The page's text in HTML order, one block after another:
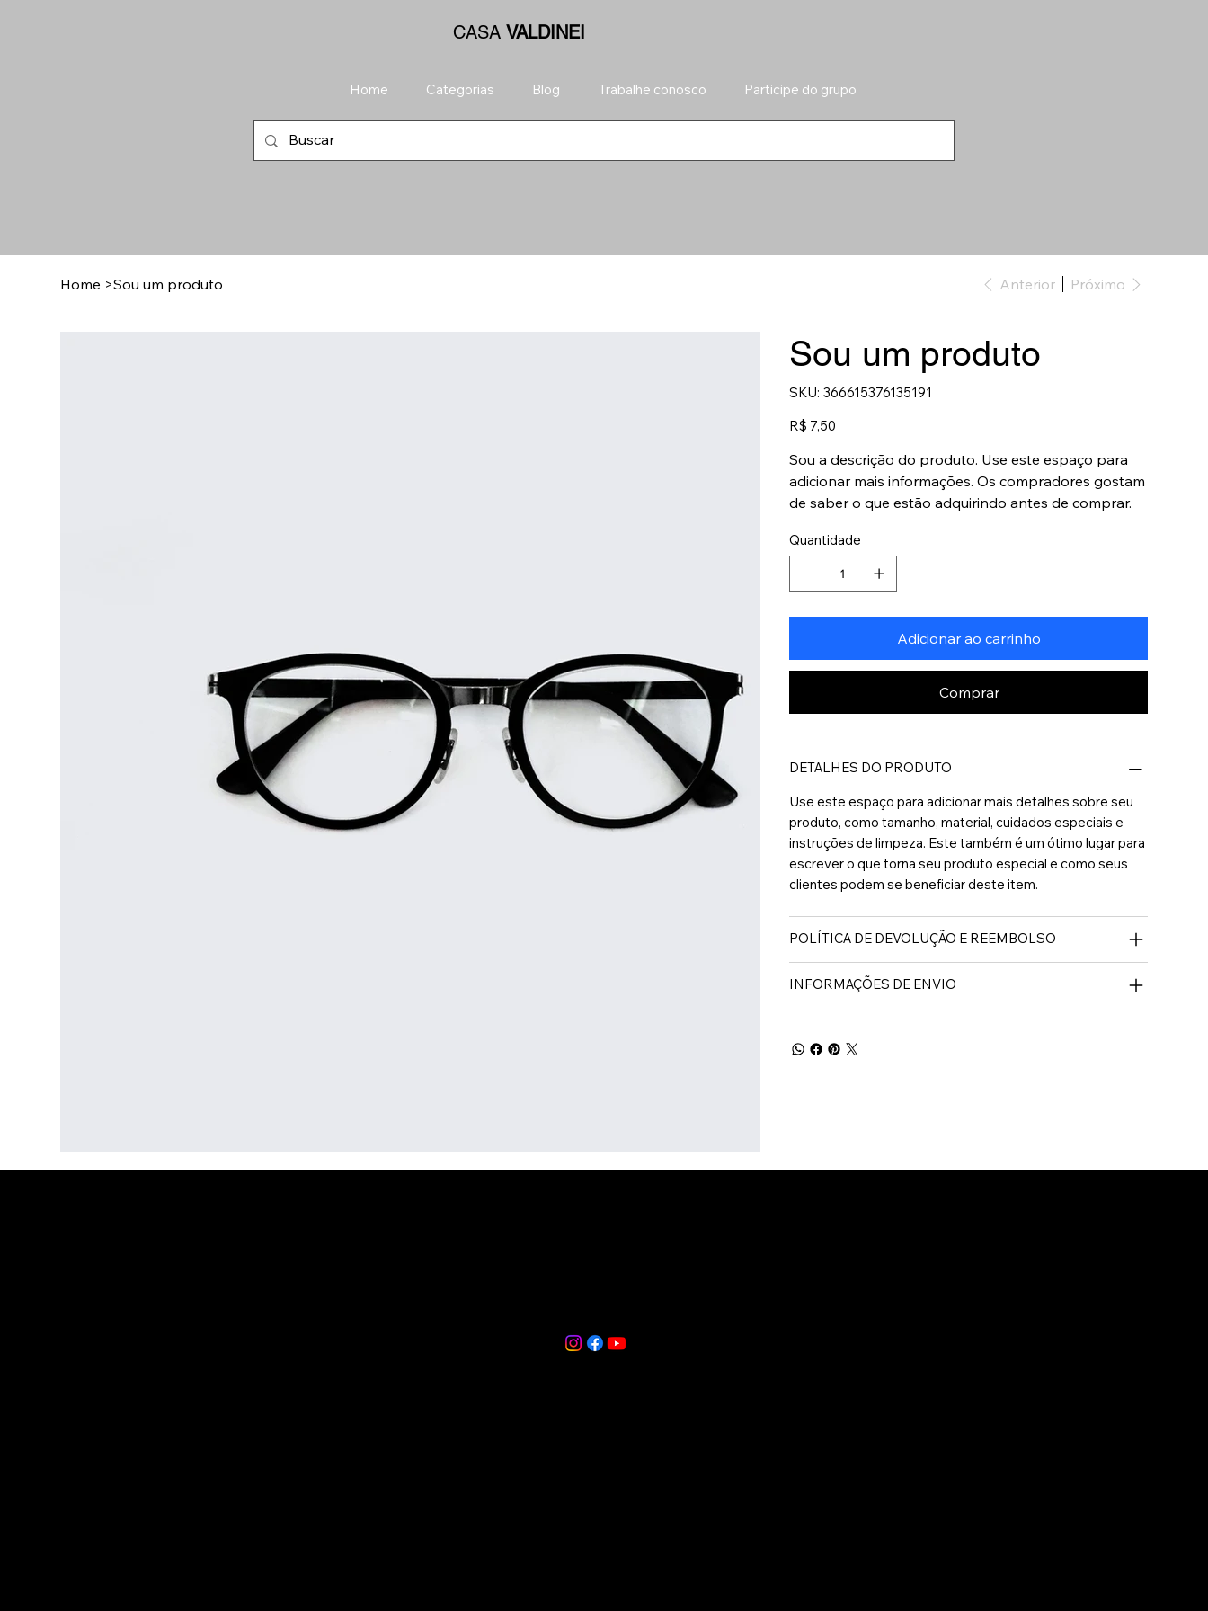
CASA VALDINEI
Home Categorias Blog Trabalhe conosco Participe do grupo
Home >Sou um produto Anterior Próximo
Sou um produto
SKU: SKU
366615376135191
366615376135191
Preço
R$ 7,50
Sou a descrição do produto. Use este espaço para
adicionar mais informações. Os compradores gostam
de saber o que estão adquirindo antes de comprar.
Quantidade
Adicionar ao carrinho
Comprar
DETALHES DO PRODUTO
Use este espaço para adicionar mais detalhes sobre seu
produto, como tamanho, material, cuidados especiais e
instruções de limpeza. Este também é um ótimo lugar para
escrever o que torna seu produto especial e como seus
clientes podem se beneficiar deste item.
POLÍTICA DE DEVOLUÇÃO E REEMBOLSO
INFORMAÇÕES DE ENVIO